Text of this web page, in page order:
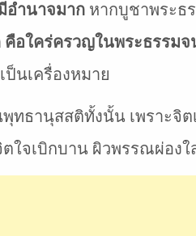
อำนาจมาก หากบูชาพระธ
อใคร่ครวญในพระธรรม
นเครื่องหมาย
ทธานุสสติทั้งนั้น เพราะจิต
ใจเบิกบาน ผิวพรรณผ่องใ